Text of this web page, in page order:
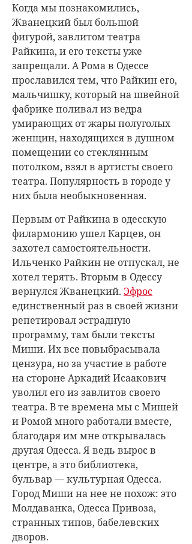
Когда мы познакомились,
Жванецкий был большой
фигурой, завлитом театра
Райкина, и его тексты уже
запрещали. А Рома в Одессе
прославился тем, что Райкин его,
мальчишку, который на швейной
фабрике поливал из ведра
умирающих от жары полуголых
женщин, находящихся в душном
помещении со стеклянным
потолком, взял в артисты своего
театра. Популярность в городе у
них была необыкновенная.
Первым от Райкина в одесскую
филармонию ушел Карцев, он
захотел самостоятельности.
Ильченко Райкин не отпускал, не
хотел терять. Вторым в Одессу
вернулся Жванецкий. Эфрос
единственный раз в своей жизни
репетировал эстрадную
программу, там были тексты
Миши. Их все повыбрасывала
цензура, но за участие в работе
на стороне Аркадий Исаакович
уволил его из завлитов своего
театра. В те времена мы с Мишей
и Ромой много работали вместе,
благодаря им мне открывалась
другая Одесса. Я ведь вырос в
центре, а это библиотека,
бульвар — культурная Одесса.
Город Миши на нее не похож: это
Молдаванка, Одесса Привоза,
странных типов, бабелевских
дворов.